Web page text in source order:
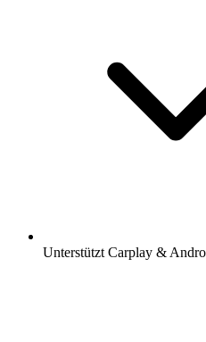
Unterstützt Carplay &